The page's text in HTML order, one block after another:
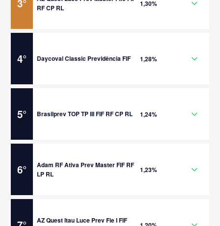
3°
RF CP RL
1,30%
4° Daycoval Classic Previdência FIF 1,28%
5° Brasilprev TOP TP III FIF RF CP RL 1,24%
6°
Adam RF Ativa Prev Master FIF RF
LP RL
1,23%
AZ Quest Itau Luce Prev Fie I FIF